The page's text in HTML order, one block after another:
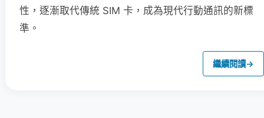
性，逐漸取代傳統 SIM 卡，成為現代行動通訊的新標
準。
繼續閱讀→